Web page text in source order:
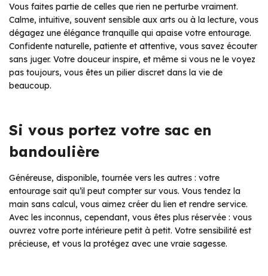
Vous faites partie de celles que rien ne perturbe vraiment.
Calme, intuitive, souvent sensible aux arts ou à la lecture, vous
dégagez une élégance tranquille qui apaise votre entourage.
Confidente naturelle, patiente et attentive, vous savez écouter
sans juger. Votre douceur inspire, et même si vous ne le voyez
pas toujours, vous êtes un pilier discret dans la vie de
beaucoup.
Si vous portez votre sac en
bandoulière
Généreuse, disponible, tournée vers les autres : votre
entourage sait qu’il peut compter sur vous. Vous tendez la
main sans calcul, vous aimez créer du lien et rendre service.
Avec les inconnus, cependant, vous êtes plus réservée : vous
ouvrez votre porte intérieure petit à petit. Votre sensibilité est
précieuse, et vous la protégez avec une vraie sagesse.